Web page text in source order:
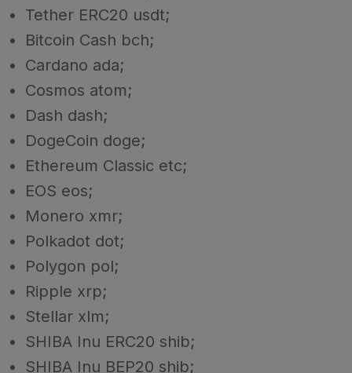
Tether ERC20 usdt;
Bitcoin Cash bch;
Cardano ada;
Cosmos atom;
Dash dash;
DogeCoin doge;
Ethereum Classic etc;
EOS eos;
Monero xmr;
Polkadot dot;
Polygon pol;
Ripple xrp;
Stellar xlm;
SHIBA Inu ERC20 shib;
SHIBA Inu BEP20 shib;